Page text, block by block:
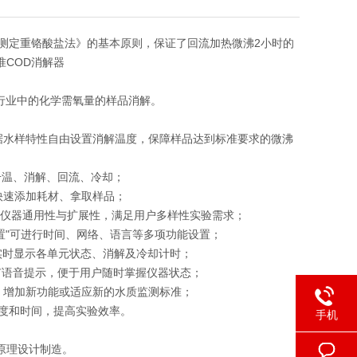
重铬酸盐法》的基本原则，保证了回流加热微沸2小时的
COD消解器
中的化学需氧量的样品消解。
样特性自由设置消解温度，保障样品达到标准要求的微沸
、消解、回流、冷却；
添加耗材、拿取样品；
通用性与扩展性，满足用户多样性实验需求；
可进行时间、网络、语言等多项功能设置；
显示各单元状态、消解及冷却计时；
音提示，便于用户随时掌握仪器状态；
加新功能或适应新的水质监测标准；
时间，提高实验效率。
设计制造。
手机